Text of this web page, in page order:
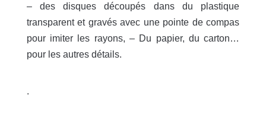
– des disques découpés dans du plastique
transparent et gravés avec une pointe de compas
pour imiter les rayons, – Du papier, du carton…
pour les autres détails.
.